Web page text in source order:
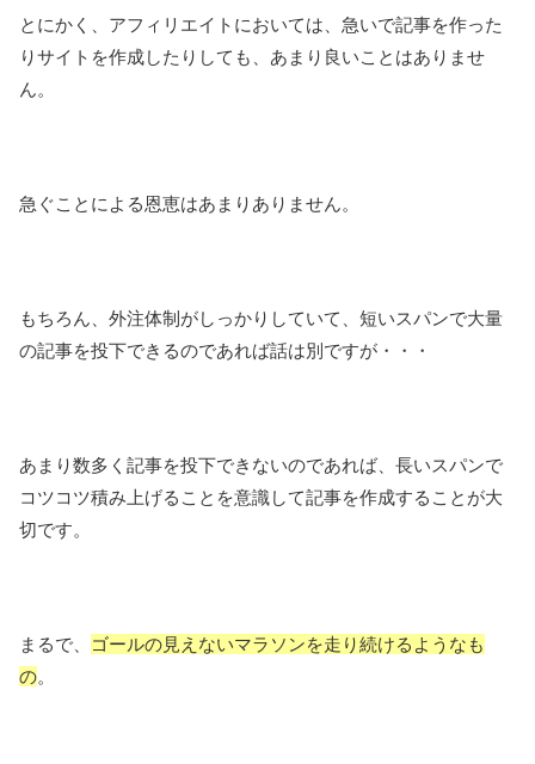
とにかく、アフィリエイトにおいては、急いで記事を作った
りサイトを作成したりしても、あまり良いことはありませ
ん。
急ぐことによる恩恵はあまりありません。
もちろん、外注体制がしっかりしていて、短いスパンで大量
の記事を投下できるのであれば話は別ですが・・・
あまり数多く記事を投下できないのであれば、長いスパンで
コツコツ積み上げることを意識して記事を作成することが大
切です。
まるで、
ゴールの見えないマラソンを走り続けるようなも
の。